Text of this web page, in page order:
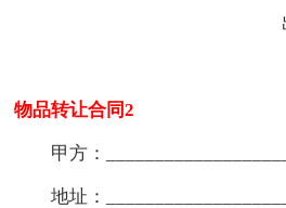
出
物品转让合同2
甲方：
地址：